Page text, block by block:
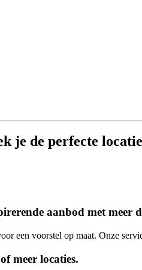
je de perfecte locatie
aanbod met meer
een voorstel op maat. Onze
meer locaties.